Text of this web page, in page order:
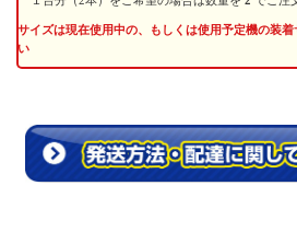
サイズは現在使用中の、もしくは使用予定機の装
い